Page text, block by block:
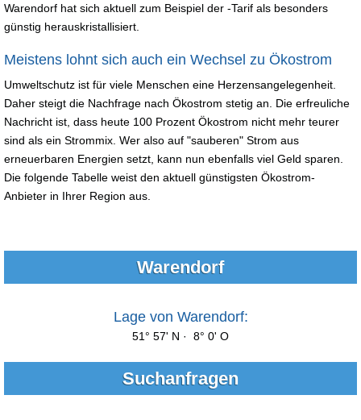
Warendorf hat sich aktuell zum Beispiel der -Tarif als besonders
günstig herauskristallisiert.
Meistens lohnt sich auch ein Wechsel zu Ökostrom
Umweltschutz ist für viele Menschen eine Herzensangelegenheit.
Daher steigt die Nachfrage nach Ökostrom stetig an. Die erfreuliche
Nachricht ist, dass heute 100 Prozent Ökostrom nicht mehr teurer
sind als ein Strommix. Wer also auf "sauberen" Strom aus
erneuerbaren Energien setzt, kann nun ebenfalls viel Geld sparen.
Die folgende Tabelle weist den aktuell günstigsten Ökostrom-
Anbieter in Ihrer Region aus.
Warendorf
Lage von Warendorf:
51° 57' N · 8° 0' O
Suchanfragen